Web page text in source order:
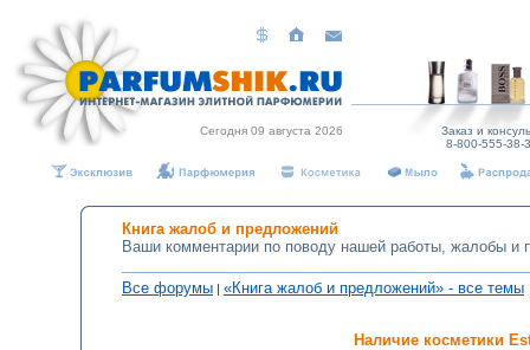
Сегодня 09 августа 2026
Заказ и
8-800-555-38-
Книга жалоб и предложений
Ваши комментарии по поводу нашей работы, жалобы и
Все форумы | «Книга жалоб и предложений» - все темы
Наличие косметики